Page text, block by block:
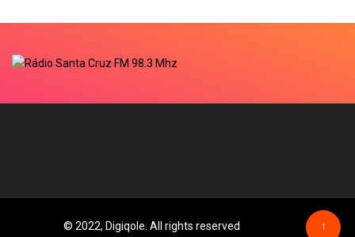
© 2022, Digiqole. All rights reserved ↑